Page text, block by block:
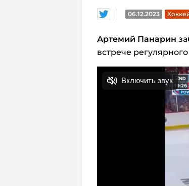
06.12.2023
Артемий Панарин
встрече